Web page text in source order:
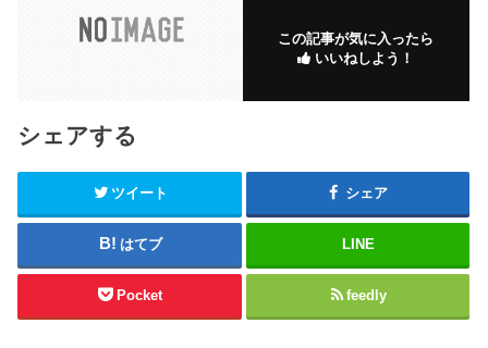
この記事が気に入ったら
いいねしよう！
シェアする
ツイート シェア
はてブ LINE
Pocket feedly